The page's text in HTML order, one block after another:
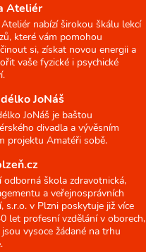
Ateliér
Ateliér nabízí širokou škálu lekcí
které vám pomohou
si, získat novou energii a
vaše fyzické i psychické
JoNáš
JoNáš je baštou
divadla a vývěsním
projektu Amatéři sobě.
odborná škola zdravotnická,
a veřejnosprávních
s.r.o. v Plzni poskytuje již více
let profesní vzdělání v oborech,
vysoce žádané na trhu